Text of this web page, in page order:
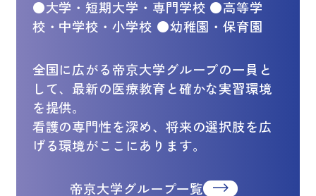
●大学・短期大学・専門学校 ●高等学
校・中学校・小学校 ●幼稚園・保育園
全国に広がる帝京大学グループの一員と
して、最新の医療教育と確かな実習環境
を提供。
看護の専門性を深め、将来の選択肢を広
げる環境がここにあります。
帝京大学グループ一覧